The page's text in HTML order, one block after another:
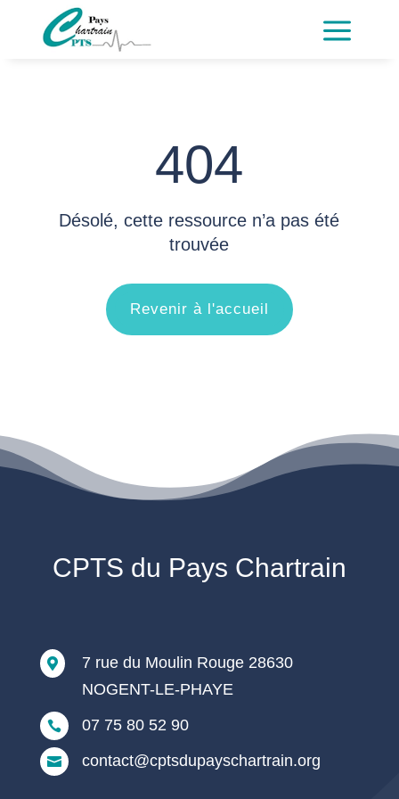
a
404
Désolé, cette ressource n’a pas été
trouvée
Revenir à l'accueil
CPTS du Pays Chartrain

7 rue du Moulin Rouge 28630
NOGENT-LE-PHAYE
 07 75 80 52 90
 contact@cptsdupayschartrain.org